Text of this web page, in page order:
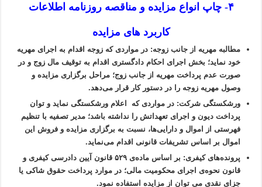
۴- چاپ انواع مزایده و مناقصه روزنامه اطلاعات
کاربرد های مزایده
مطالبه مهریه از جانب زوجه: در مواردی که زوجه اقدام به اجرای مهریه
خود نماید؛ بخش اجرای احکام دادگستری اقدام به توقیف مال زوج و در
صورت عدم پرداخت مهریه از جانب زوج؛ مراحل برگزاری مزایده و
وصول مهریه زوجه را در دستور کار قرار می‌دهد.
ورشکستگی شرکت: در مواردی که اعلام ورشکستگی نماید و توان
پرداخت دیون و اجرای تعهداتش را نداشته باشد؛ مدیر تصفیه با تنظیم
فهرستی از اموال و دارایی‌ها، نسبت به برگزاری مزایده و فروش این
اموال بر اساس تشریفات قانونی اقدام می‌نماید.
پرونده‌های کیفری: بر اساس ماده‌ی ۵۲۹ قانون آیین دادرسی کیفری و
قانون نحوه‌ی اجرای محکومیت مالی؛ در موارد پرداخت حقوق شاکی یا
جزای نقدی می ‌توان از مزایده استفاده نمود.